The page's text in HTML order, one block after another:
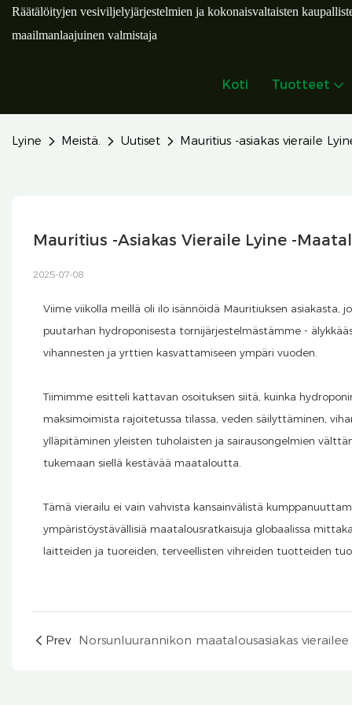
Räätälöityjen vesiviljelyjärjestelmien ja kokonaisvaltaisten
maailmanlaajuinen valmistaja
Koti Tuotteet
Lyine Meistä. Uutiset Mauritius -asiakas vieraile
Mauritius -asiakas Vieraile Lyine -
2025-07-08
Viime viikolla meillä oli ilo isännöidä Mauritiuksen asiakasta,
puutarhan hydroponisesta tornijärjestelmästämme -
vihannesten ja yrttien kasvattamiseen ympäri vuoden.
Tiimimme esitteli kattavan osoituksen siitä, kuinka
maksimoimista rajoitetussa tilassa, veden säilyttäminen,
ylläpitäminen yleisten tuholaisten ja sairausongelmien
tukemaan siellä kestävää maataloutta.
Tämä vierailu ei vain vahvista kansainvälistä
ympäristöystävällisiä maatalousratkaisuja globaalissa
laitteiden ja tuoreiden, terveellisten vihreiden tuotteiden
Prev